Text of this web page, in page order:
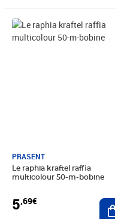
PRASENT
Le raphia kraftel raffia
multicolour 50-m-bobine
5,69€
Prix 5,69€